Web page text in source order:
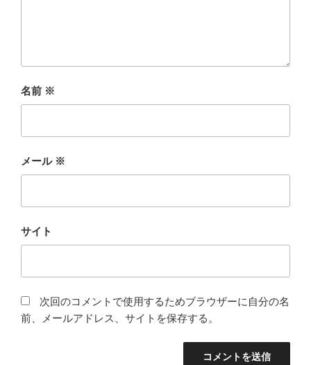
名前 ※
メール ※
サイト
次回のコメントで使用するためブラウザーに自分の名
前、メールアドレス、サイトを保存する。